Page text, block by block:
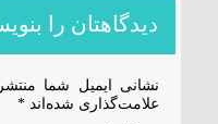
دیدگاهتان را
نشانی ایمیل شما
علامت‌گذاری شده‌اند *